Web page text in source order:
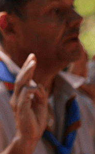
colonnes
les colonnes affichées
informatiques